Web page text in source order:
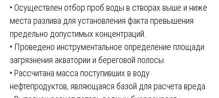
• Осуществлен отбор проб воды в створах выше и ниже
места разлива для установления факта превышения
предельно допустимых концентраций.
• Проведено инструментальное определение площади
загрязнения акватории и береговой полосы.
• Рассчитана масса поступивших в воду
нефтепродуктов, являющаяся базой для расчета вреда.